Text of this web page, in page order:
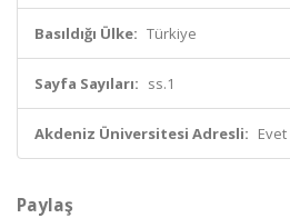
Basıldığı Ülke: Türkiye
Sayfa Sayıları: ss.1
Akdeniz Üniversitesi Adresli: Evet
Paylaş